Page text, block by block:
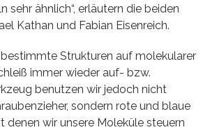
sehr ähnlich“, erläutern die beiden
Kathan und Fabian Eisenreich.
Strukturen auf molekularer
immer wieder auf- bzw.
benutzen wir jedoch nicht
sondern rote und blaue
denen wir unsere Moleküle steuern